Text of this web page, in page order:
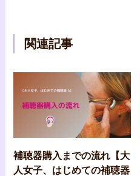
関連記事
補聴器購入までの流れ【大
人女子、はじめての補聴器